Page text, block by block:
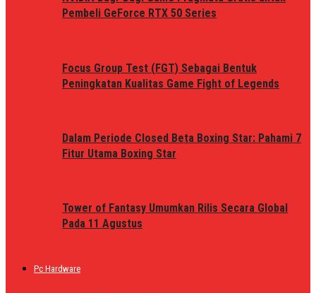
Pembeli GeForce RTX 50 Series
Focus Group Test (FGT) Sebagai Bentuk
Peningkatan Kualitas Game Fight of Legends
Dalam Periode Closed Beta Boxing Star: Pahami 7
Fitur Utama Boxing Star
Tower of Fantasy Umumkan Rilis Secara Global
Pada 11 Agustus
Pc Hardware